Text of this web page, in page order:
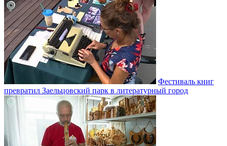
Фестиваль книг
превратил Заельцовский парк в литературный город